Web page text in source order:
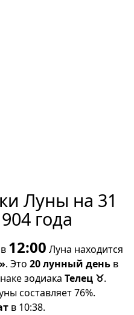
Луны на 31
года
в 12:00 Луна находится
. Это 20 лунный день в
зодиака Телец ♉.
составляет 76%.
в 10:38.